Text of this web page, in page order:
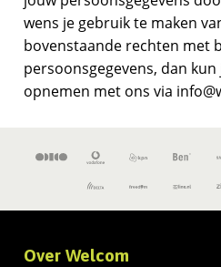
wens je gebruik te maken
bovenstaande rechten met
persoonsgegevens, dan
opnemen met ons via
Over Welcom